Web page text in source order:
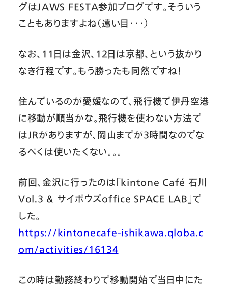
グはJAWS FESTA参加ブログです。そういう
こともありますよね（遠い目・・・）
なお、11日は金沢、12日は京都、という抜かり
なき行程です。もう勝ったも同然ですね！
住んでいるのが愛媛なので、飛行機で伊丹空港
に移動が順当かな。飛行機を使わない方法で
はJRがありますが、岡山までが3時間なのでな
るべくは使いたくない。。。
前回、金沢に行ったのは「kintone Café 石川
Vol.3 & サイボウズoffice SPACE LAB」で
した。
https://kintonecafe-ishikawa.qloba.c
om/activities/16134
この時は勤務終わりで移動開始で当日中にた